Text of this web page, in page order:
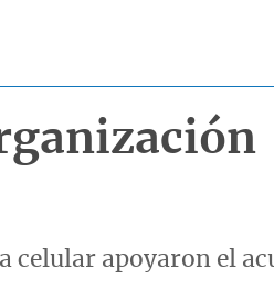
celular apoyaron el